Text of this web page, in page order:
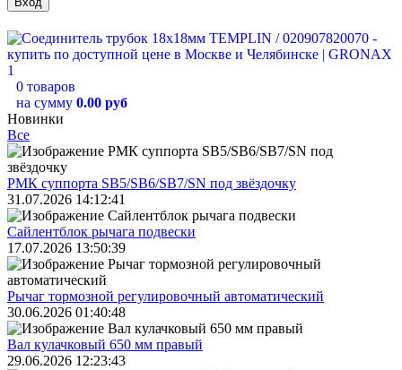
0 товаров
на сумму 0.00 руб
Новинки
Все
РМК суппорта SB5/SB6/SB7/SN под звёздочку
31.07.2026 14:12:41
Сайлентблок рычага подвески
17.07.2026 13:50:39
Рычаг тормозной регулировочный автоматический
30.06.2026 01:40:48
Вал кулачковый 650 мм правый
29.06.2026 12:23:43